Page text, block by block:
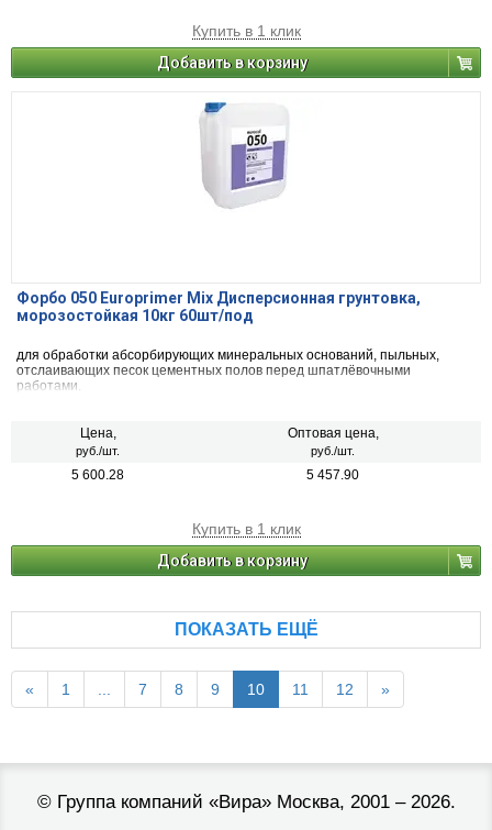
Купить в 1 клик
Добавить в корзину
Форбо 050 Europrimer Mix Дисперсионная грунтовка,
морозостойкая 10кг 60шт/под
для обработки абсорбирующих минеральных оснований, пыльных,
отслаивающих песок цементных полов перед шпатлёвочными
работами.
Цена,
руб./шт.
Оптовая цена,
руб./шт.
5 600.28 5 457.90
Купить в 1 клик
Добавить в корзину
ПОКАЗАТЬ ЕЩЁ
« 1 ... 7 8 9 10 11 12 »
© Группа компаний «Вира»Москва, 2001 – 2026.